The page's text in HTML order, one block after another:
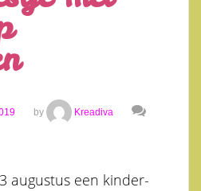
by Kreadiva
augustus een kinder-